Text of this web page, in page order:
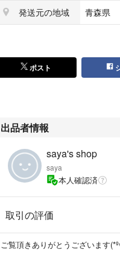
#くらげ
#限定品
#クラゲ
発送元の地域
青森県
ポスト
出品者情報
saya's shop
saya
本人確認済
取引の評価
ご覧頂きありがとうございます